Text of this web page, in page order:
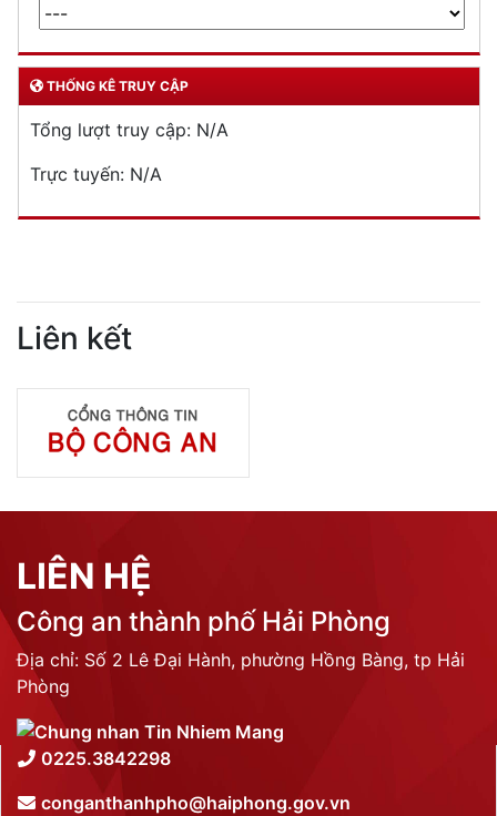
THỐNG KÊ TRUY CẬP
Tổng lượt truy cập: N/A
Trực tuyến: N/A
Liên kết
LIÊN HỆ
Công an thành phố Hải Phòng
Địa chỉ: Số 2 Lê Đại Hành, phường Hồng Bàng, tp Hải
Phòng
0225.3842298
conganthanhpho@haiphong.gov.vn